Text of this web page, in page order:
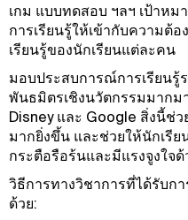
เกม แบบทดสอบ ฯลฯ เป้าหม
การเรียนรู้ให้เข้ากับความต้
เรียนรู้ของนักเรียนแต่ละคน
มอบประสบการณ์การเรียนรู้
พันธมิตรเชิงนวัตกรรมมาก
Disney และ Google สิ่งนี้ช่
มากยิ่งขึ้น และช่วยให้นักเรี
กระตือรือร้นและมีแรงจูงใจ
วิธีการทางวิชาการที่ได้รับก
ด้วย: